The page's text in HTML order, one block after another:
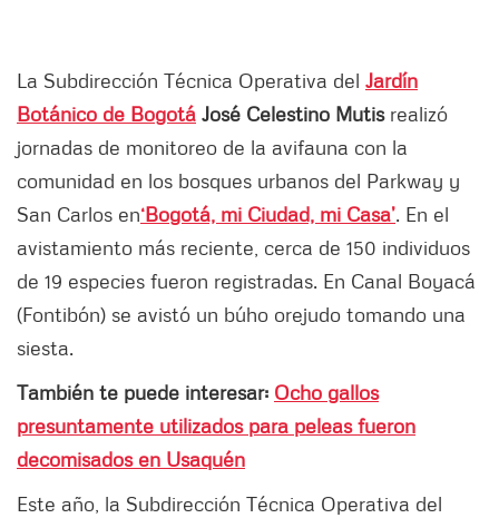
La Subdirección Técnica Operativa del Jardín
Botánico de Bogotá José Celestino Mutisrealizó
jornadas de monitoreo de la avifauna con la
comunidad en los bosques urbanos del Parkway y
San Carlos en‘Bogotá, mi Ciudad, mi Casa’. En el
avistamiento más reciente, cerca de 150 individuos
de 19 especies fueron registradas. En Canal Boyacá
(Fontibón) se avistó un búho orejudo tomando una
siesta.
También te puede interesar: Ocho gallos
presuntamente utilizados para peleas fueron
decomisados en Usaquén
Este año, la Subdirección Técnica Operativa del